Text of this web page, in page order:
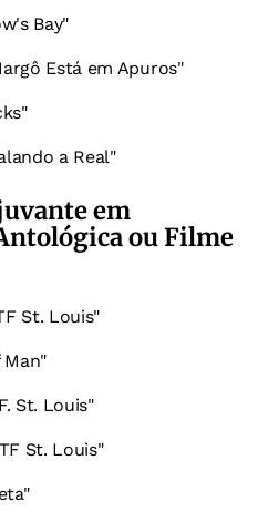
Bay"
Está em Apuros"
a Real"
em
ou Filme
St. Louis"
St. Louis"
St. Louis"